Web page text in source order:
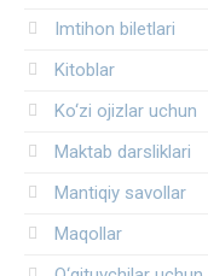
Imtihon biletlari
Kitoblar
Ko‘zi ojizlar uchun
Maktab darsliklari
Mantiqiy savollar
Maqollar